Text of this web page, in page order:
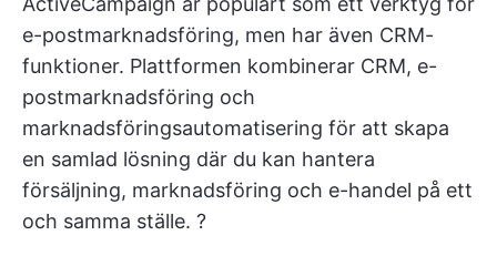
e-postmarknadsföring, men har även CRM-
funktioner. Plattformen kombinerar CRM, e-
postmarknadsföring och
marknadsföringsautomatisering för att skapa
en samlad lösning där du kan hantera
försäljning, marknadsföring och e-handel på ett
och samma ställe. ?